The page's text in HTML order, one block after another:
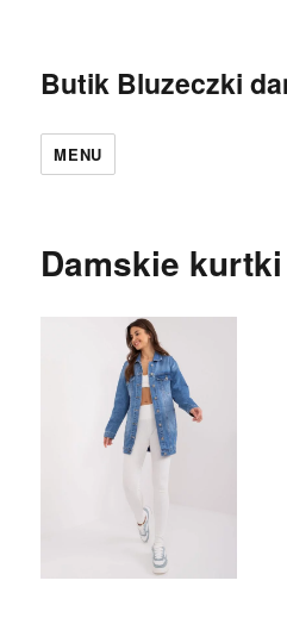
Butik Bluzeczki
MENU
Damskie